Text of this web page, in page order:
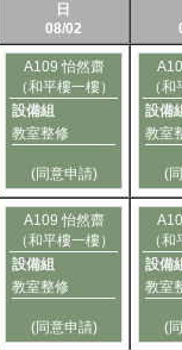
日
08/02
A109 怡然齋
（和平樓一樓）
設備組
教室整修
(同意申請)
（和
設備
教室
(
A109 怡然齋
（和平樓一樓）
設備組
教室整修
(同意申請)
（和
設備
教室
(